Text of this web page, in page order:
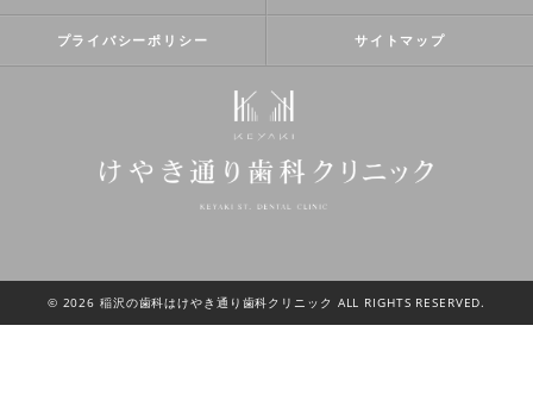
プライバシーポリシー サイトマップ
© 2026 稲沢の歯科はけやき通り歯科クリニック ALL RIGHTS RESERVED.